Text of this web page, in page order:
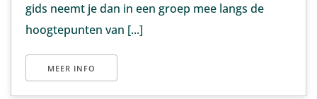
gids neemt je dan in een groep mee langs de
hoogtepunten van [...]
MEER INFO